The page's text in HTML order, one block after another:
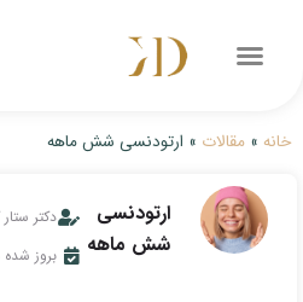
خانه » مقالات » ارتودنسی شش ماهه
ارتودنسی
شش ماهه
دکتر
بروز شده در